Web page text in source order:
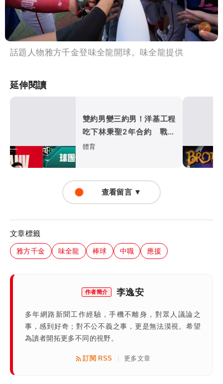
話題人物雅方千金登味全龍開球。味全龍提供
延伸閱讀
雙約男變三約男！洋基工程
吃下林秉聖2年合約 戰神
超暖背官司又送球員
體育
查看留言 ▼
文章標籤
雅方千金 味全龍 棒球 中職 應援
作者簡介 李逸安
多年網路新聞工作經驗，手機不離身，對眾人議論之
事，感到好奇；對不公不義之事，更是無法漠視。希望
為讀者開拓更多不同的視野。
訂閱 RSS 更多文章